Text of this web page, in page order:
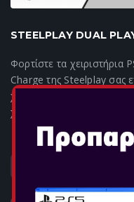
STEELPLAY DUAL
Φορτίστε τα χειριστήρια
Charge της Steelplay σας
χειριστήρια από μία θύρα
χειριστήρια και κονσόλα